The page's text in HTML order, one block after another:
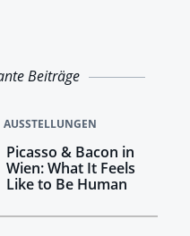
Beiträge
AUSSTELLUNGEN
Picasso & Bacon in
Wien: What It Feels
Like to Be Human